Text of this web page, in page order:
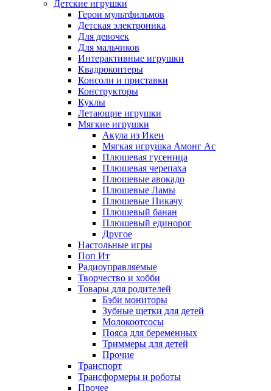
Детские игрушки
Герои мультфильмов
Детская электроника
Для девочек
Для мальчиков
Интерактивные игрушки
Квадрокоптеры
Консоли и приставки
Конструкторы
Куклы
Летающие игрушки
Мягкие игрушки
Акула из Икеи
Мягкая игрушка Амонг Ас
Плюшевая гусеница
Плюшевая черепаха
Плюшевые авокадо
Плюшевые Ламы
Плюшевые Пикачу
Плюшевый банан
Плюшевый единорог
Другое
Настольные игры
Поп Ит
Радиоуправляемые
Творчество и хобби
Товары для родителей
Бэби мониторы
Зубные щетки для детей
Молокоотсосы
Пояса для беременных
Триммеры для детей
Прочие
Транспорт
Трансформеры и роботы
Прочее